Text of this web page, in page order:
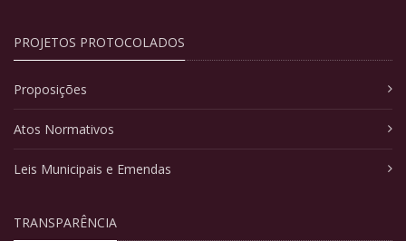
PROJETOS PROTOCOLADOS
Proposições
Atos Normativos
Leis Municipais e Emendas
TRANSPARÊNCIA